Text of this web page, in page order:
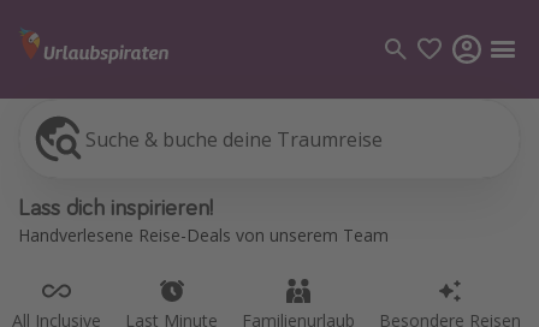
Suche & buche deine Traumreise
Lass dich inspirieren!
Handverlesene Reise-Deals von unserem Team
All Inclusive Last Minute Familienurlaub Besondere Reisen
All Inclusive
Flüge
Pauschalreisen